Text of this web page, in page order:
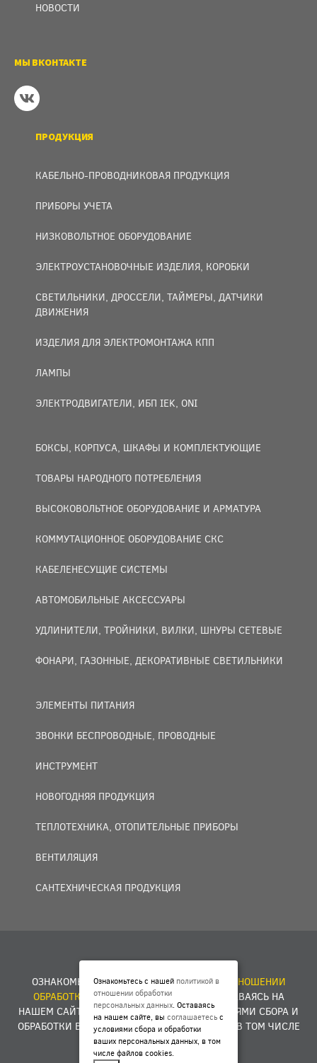
НОВОСТИ
МЫ ВКОНТАКТЕ
ПРОДУКЦИЯ
КАБЕЛЬНО-ПРОВОДНИКОВАЯ ПРОДУКЦИЯ
ПРИБОРЫ УЧЕТА
НИЗКОВОЛЬТНОЕ ОБОРУДОВАНИЕ
ЭЛЕКТРОУСТАНОВОЧНЫЕ ИЗДЕЛИЯ, КОРОБКИ
СВЕТИЛЬНИКИ, ДРОССЕЛИ, ТАЙМЕРЫ, ДАТЧИКИ
ДВИЖЕНИЯ
ИЗДЕЛИЯ ДЛЯ ЭЛЕКТРОМОНТАЖА КПП
ЛАМПЫ
ЭЛЕКТРОДВИГАТЕЛИ, ИБП IEK, ONI
БОКСЫ, КОРПУСА, ШКАФЫ И КОМПЛЕКТУЮЩИЕ
ТОВАРЫ НАРОДНОГО ПОТРЕБЛЕНИЯ
ВЫСОКОВОЛЬТНОЕ ОБОРУДОВАНИЕ И АРМАТУРА
КОММУТАЦИОННОЕ ОБОРУДОВАНИЕ СКС
КАБЕЛЕНЕСУЩИЕ СИСТЕМЫ
АВТОМОБИЛЬНЫЕ АКСЕССУАРЫ
УДЛИНИТЕЛИ, ТРОЙНИКИ, ВИЛКИ, ШНУРЫ СЕТЕВЫЕ
ФОНАРИ, ГАЗОННЫЕ, ДЕКОРАТИВНЫЕ СВЕТИЛЬНИКИ
ЭЛЕМЕНТЫ ПИТАНИЯ
ЗВОНКИ БЕСПРОВОДНЫЕ, ПРОВОДНЫЕ
ИНСТРУМЕНТ
НОВОГОДНЯЯ ПРОДУКЦИЯ
ТЕПЛОТЕХНИКА, ОТОПИТЕЛЬНЫЕ ПРИБОРЫ
ВЕНТИЛЯЦИЯ
САНТЕХНИЧЕСКАЯ ПРОДУКЦИЯ
ОЗНАКОМЬТЕСЬ С НАШЕЙПОЛИТИКОЙ В ОТНОШЕНИИ
ОБРАБОТКИ ПЕРСОНАЛЬНЫХ ДАННЫХ
. ОСТАВАЯСЬ НА
НАШЕМ САЙТЕ, ВЫСОГЛАШАЕТЕСЬС УСЛОВИЯМИ СБОРА И
ОБРАБОТКИ ВАШИХ ПЕРСОНАЛЬНЫХ ДАННЫХ, В ТОМ ЧИСЛЕ
ФАЙЛОВ COOKIES.
Ознакомьтесь с нашей политикой в
отношении обработки
персональных данных. Оставаясь
на нашем сайте, вы соглашаетесь с
условиями сбора и обработки
ваших персональных данных, в том
числе файлов cookies.